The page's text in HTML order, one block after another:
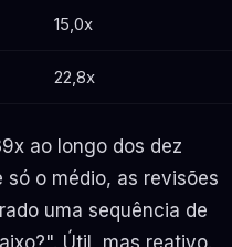
15,0x
22,8x
ao longo dos dez
só o médio, as revisões
uma sequência de
Útil, mas reativo.